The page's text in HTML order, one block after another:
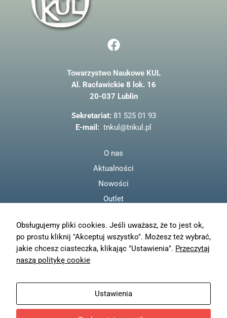
F
a
e
b
o
o
k
Towarzystwo Naukowe KUL
Al. Racławickie 8 lok. 16
20-037 Lublin
Sekretariat: 81 525 01 93
E-mail: tnkul@tnkul.pl
O nas
Aktualności
Nowości
Outlet
Polityka prywatności
Moje konto
Wysyłka
Zwroty
Obsługujemy pliki cookies. Jeśli uważasz, że to jest ok,
po prostu kliknij "Akceptuj wszystko". Możesz też wybrać,
jakie chcesz ciasteczka, klikając "Ustawienia". Przeczytaj
naszą politykę cookie
Ustawienia